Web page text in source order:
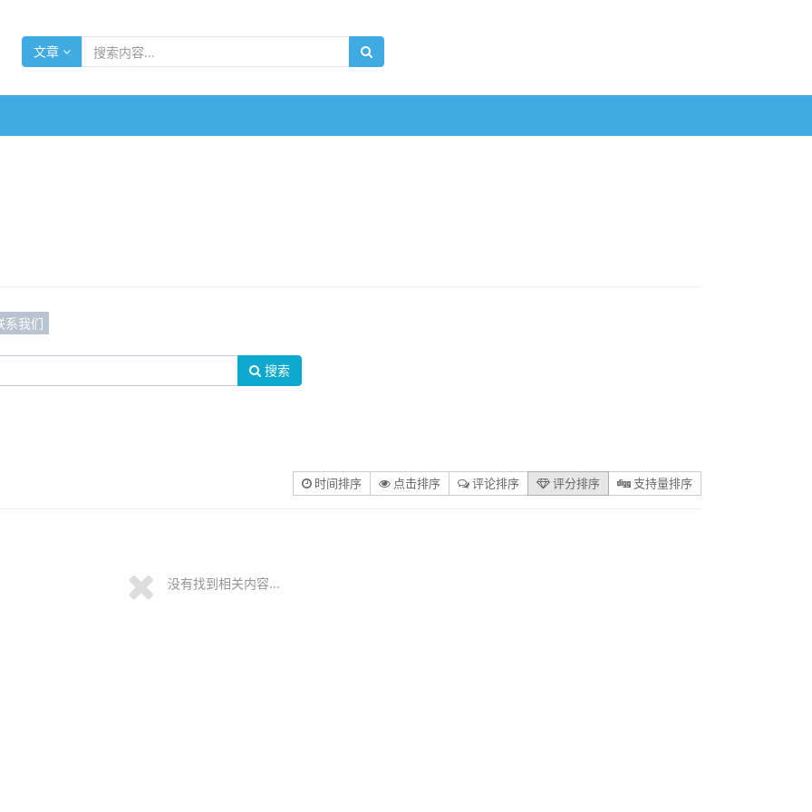
文章
系我们
搜索
时间排序 点击排序 评论排序 评分排序 支持量排序
没有找到相关内容...